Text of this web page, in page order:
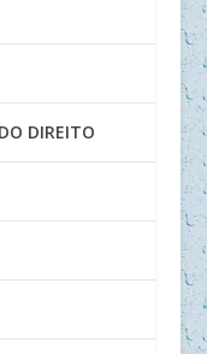
DIREITO